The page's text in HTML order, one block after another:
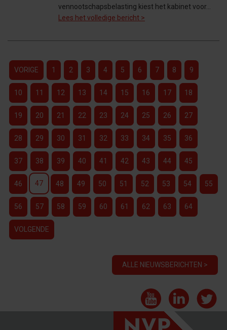
vennootschapsbelasting kiest het kabinet voor…
Lees het volledige bericht >
VORIGE 1 2 3 4 5 6 7 8 9
10 11 12 13 14 15 16 17 18
19 20 21 22 23 24 25 26 27
28 29 30 31 32 33 34 35 36
37 38 39 40 41 42 43 44 45
46 47 48 49 50 51 52 53 54 55
56 57 58 59 60 61 62 63 64
VOLGENDE
ALLE NIEUWSBERICHTEN >